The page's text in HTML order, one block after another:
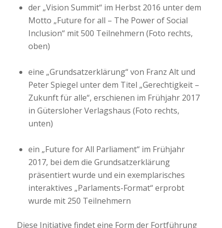
der „Vision Summit“ im Herbst 2016 unter dem
Motto „Future for all – The Power of Social
Inclusion“ mit 500 Teilnehmern (Foto rechts,
oben)
eine „Grundsatzerklärung“ von Franz Alt und
Peter Spiegel unter dem Titel „Gerechtigkeit –
Zukunft für alle“, erschienen im Frühjahr 2017
in Gütersloher Verlagshaus (Foto rechts,
unten)
ein „Future for All Parliament“ im Frühjahr
2017, bei dem die Grundsatzerklärung
präsentiert wurde und ein exemplarisches
interaktives „Parlaments-Format“ erprobt
wurde mit 250 Teilnehmern
Diese Initiative findet eine Form der Fortführung